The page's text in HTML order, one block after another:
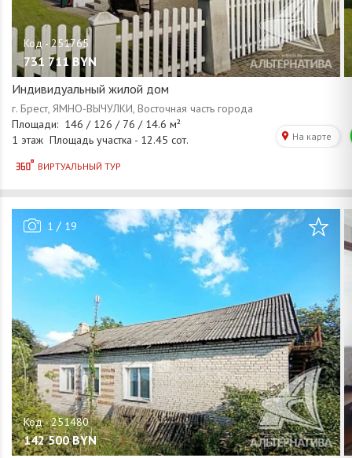
731 711 BYN
Индивидуальный жилой дом
1 / 19
142 500 BYN